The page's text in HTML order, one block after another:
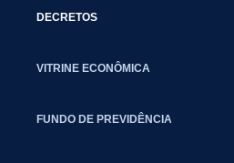
DECRETOS
VITRINE ECONÔMICA
FUNDO DE PREVIDÊNCIA